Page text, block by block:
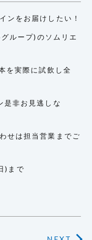
ンをお届けしたい！
ループ)のソムリエ
を実際に試飲し全
是非お見逃しな
せは担当営業までご
)まで